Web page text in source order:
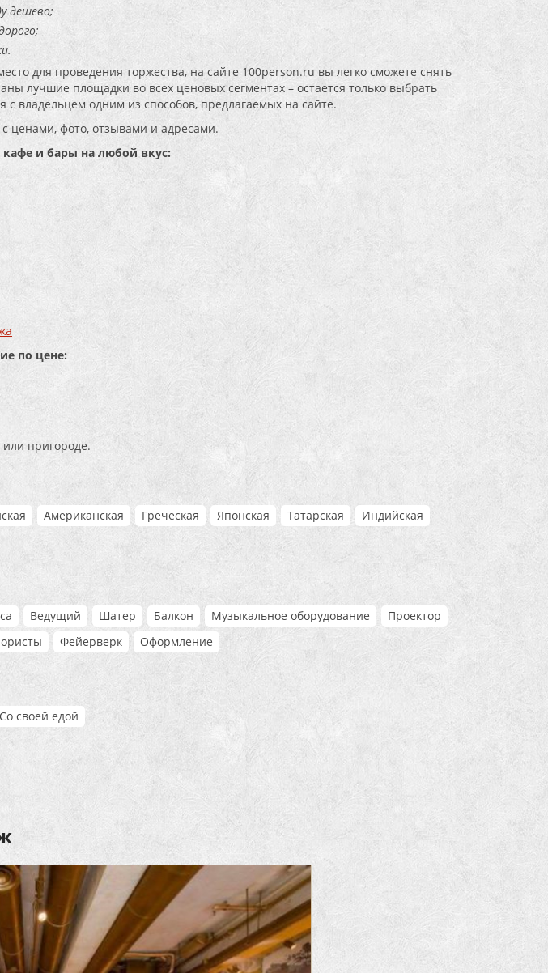
дешево;
для проведения торжества, на сайте 100person.ru вы легко сможете снять
лучшие площадки во всех ценовых сегментах – остается только выбрать
владельцем одним из способов, предлагаемых на сайте.
с ценами, фото, отзывами и адресами.
и бары на любой вкус:
по цене:
пригороде.
Американская Греческая Японская Татарская
Индийская
Ведущий Шатер Балкон Музыкальное оборудование
Проектор
Фейерверк Оформление
Со своей едой